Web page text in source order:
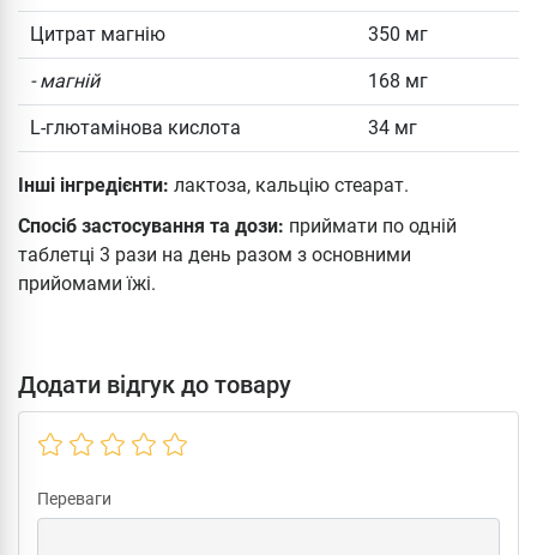
Цитрат магнію 350 мг
- магній 168 мг
L-глютамінова кислота 34 мг
Інші інгредієнти: лактоза, кальцію стеарат.
Спосіб застосування та дози: приймати по одній
таблетці 3 рази на день разом з основними
прийомами їжі.
Додати відгук до товару
Переваги